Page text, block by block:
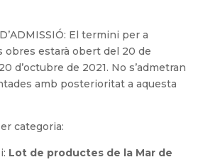
El termini per a
obres estarà obert del 20 de
d’octubre de 2021. No s’admetran
amb posterioritat a aquesta
categoria:
Lot de productes de la Mar de